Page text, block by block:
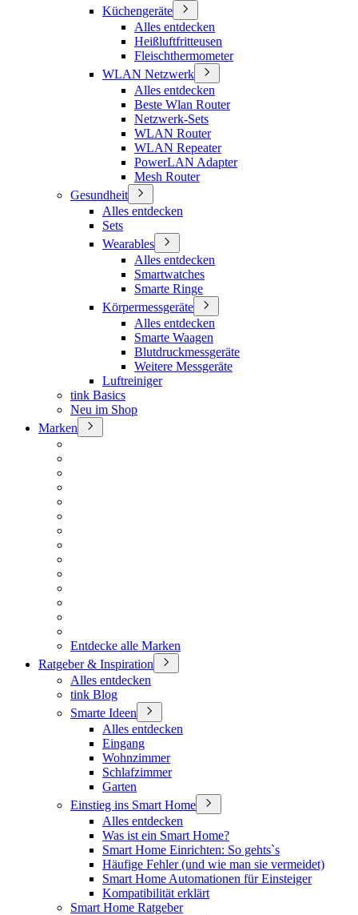
Küchengeräte
Alles entdecken
Heißluftfritteusen
Fleischthermometer
WLAN Netzwerk
Alles entdecken
Beste Wlan Router
Netzwerk-Sets
WLAN Router
WLAN Repeater
PowerLAN Adapter
Mesh Router
Gesundheit
Alles entdecken
Sets
Wearables
Alles entdecken
Smartwatches
Smarte Ringe
Körpermessgeräte
Alles entdecken
Smarte Waagen
Blutdruckmessgeräte
Weitere Messgeräte
Luftreiniger
tink Basics
Neu im Shop
Marken
Entdecke alle Marken
Ratgeber & Inspiration
Alles entdecken
tink Blog
Smarte Ideen
Alles entdecken
Eingang
Wohnzimmer
Schlafzimmer
Garten
Einstieg ins Smart Home
Alles entdecken
Was ist ein Smart Home?
Smart Home Einrichten: So gehts`s
Häufige Fehler (und wie man sie vermeidet)
Smart Home Automationen für Einsteiger
Kompatibilität erklärt
Smart Home Ratgeber